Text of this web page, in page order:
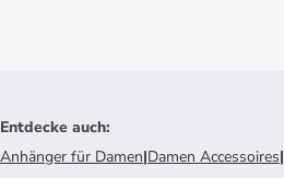
Entdecke auch:
Anhänger für Damen|Damen Accessoires|